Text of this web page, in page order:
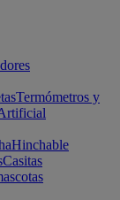
Termómetros y
Hinchable
Casitas